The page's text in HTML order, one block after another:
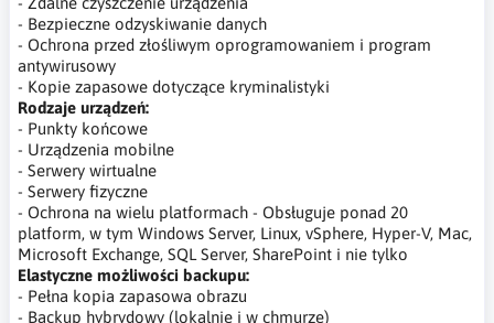
- Bezpieczne odzyskiwanie danych
- Ochrona przed złośliwym oprogramowaniem i program
antywirusowy
- Kopie zapasowe dotyczące kryminalistyki
Rodzaje urządzeń:
- Punkty końcowe
- Urządzenia mobilne
- Serwery wirtualne
- Serwery fizyczne
- Ochrona na wielu platformach - Obsługuje ponad 20
platform, w tym Windows Server, Linux, vSphere, Hyper-V, Mac,
Microsoft Exchange, SQL Server, SharePoint i nie tylko
Elastyczne możliwości backupu:
- Pełna kopia zapasowa obrazu
- Backup hybrydowy (lokalnie i w chmurze)